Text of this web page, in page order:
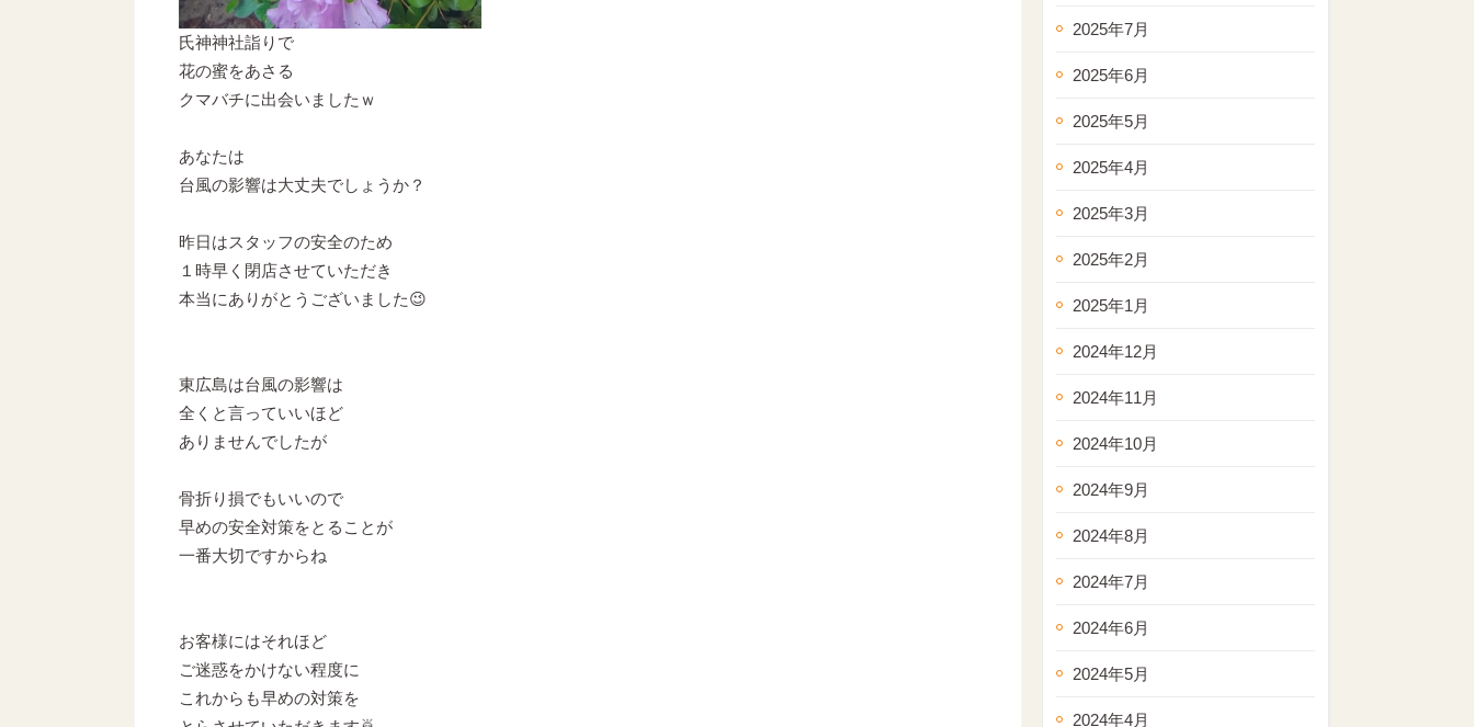
氏神神社詣りで
花の蜜をあさる
クマバチに出会いましたｗ
あなたは
台風の影響は大丈夫でしょうか？
昨日はスタッフの安全のため
１時早く閉店させていただき
本当にありがとうございました😉
東広島は台風の影響は
全くと言っていいほど
ありませんでしたが
骨折り損でもいいので
早めの安全対策をとることが
一番大切ですからね
お客様にはそれほど
ご迷惑をかけない程度に
これからも早めの対策を
2025年7月
2025年6月
2025年5月
2025年4月
2025年3月
2025年2月
2025年1月
2024年12月
2024年11月
2024年10月
2024年9月
2024年8月
2024年7月
2024年6月
2024年5月
2024年4月